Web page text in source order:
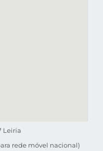
Leiria
rede móvel nacional)